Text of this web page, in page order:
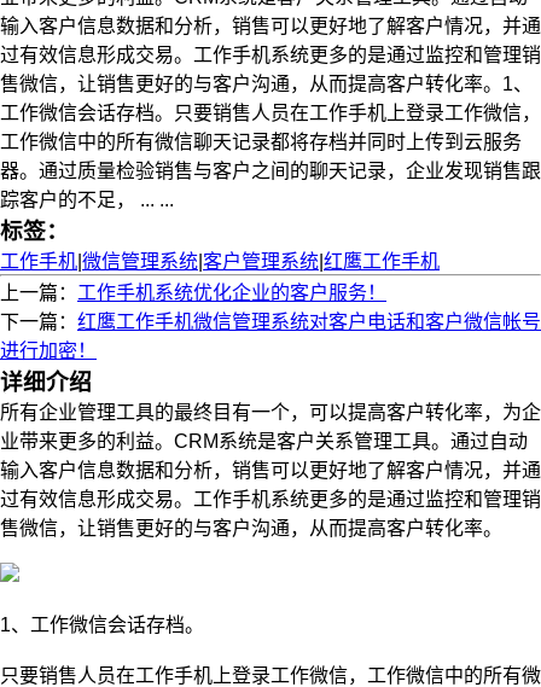
输入客户信息数据和分析，销售可以更好地了解客户情况，并通
过有效信息形成交易。工作手机系统更多的是通过监控和管理销
售微信，让销售更好的与客户沟通，从而提高客户转化率。1、
工作微信会话存档。只要销售人员在工作手机上登录工作微信，
工作微信中的所有微信聊天记录都将存档并同时上传到云服务
器。通过质量检验销售与客户之间的聊天记录，企业发现销售跟
踪客户的不足， ... ...
标签：
工作手机 微信管理系统 客户管理系统 红鹰工作手机
上一篇： 工作手机系统优化企业的客户服务！
下一篇： 红鹰工作手机微信管理系统对客户电话和客户微信帐号
进行加密！
详细介绍
所有企业管理工具的最终目有一个，可以提高客户转化率，为企
业带来更多的利益。CRM系统是客户关系管理工具。通过自动
输入客户信息数据和分析， 销售可以更好地了解客户情况，并通
过有效信息形成交易。工作手机系统更多的是通过监控和管理销
售微信，让销售更好的与客户沟通，从而提高客户转化率。
1、工作微信会话存档。
只要销售人员在工作手机上登录工作微信，工作微信中的所有微